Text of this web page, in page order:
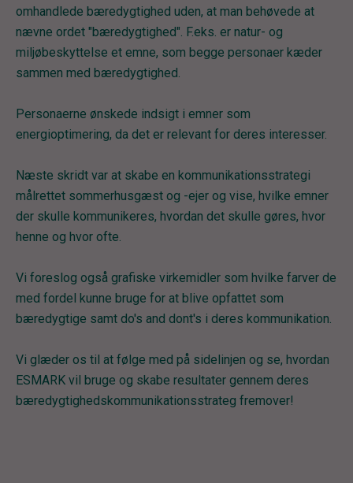
omhandlede bæredygtighed uden, at man behøvede at
nævne ordet "bæredygtighed". F.eks. er natur- og
miljøbeskyttelse et emne, som begge personaer kæder
sammen med bæredygtighed.
Personaerne ønskede indsigt i emner som
energioptimering, da det er relevant for deres interesser.
Næste skridt var at skabe en kommunikationsstrategi
målrettet sommerhusgæst og -ejer og vise, hvilke emner
der skulle kommunikeres, hvordan det skulle gøres, hvor
henne og hvor ofte.
Vi foreslog også grafiske virkemidler som hvilke farver de
med fordel kunne bruge for at blive opfattet som
bæredygtige samt do's and dont's i deres kommunikation.
Vi glæder os til at følge med på sidelinjen og se, hvordan
ESMARK vil bruge og skabe resultater gennem deres
bæredygtighedskommunikationsstrateg fremover!